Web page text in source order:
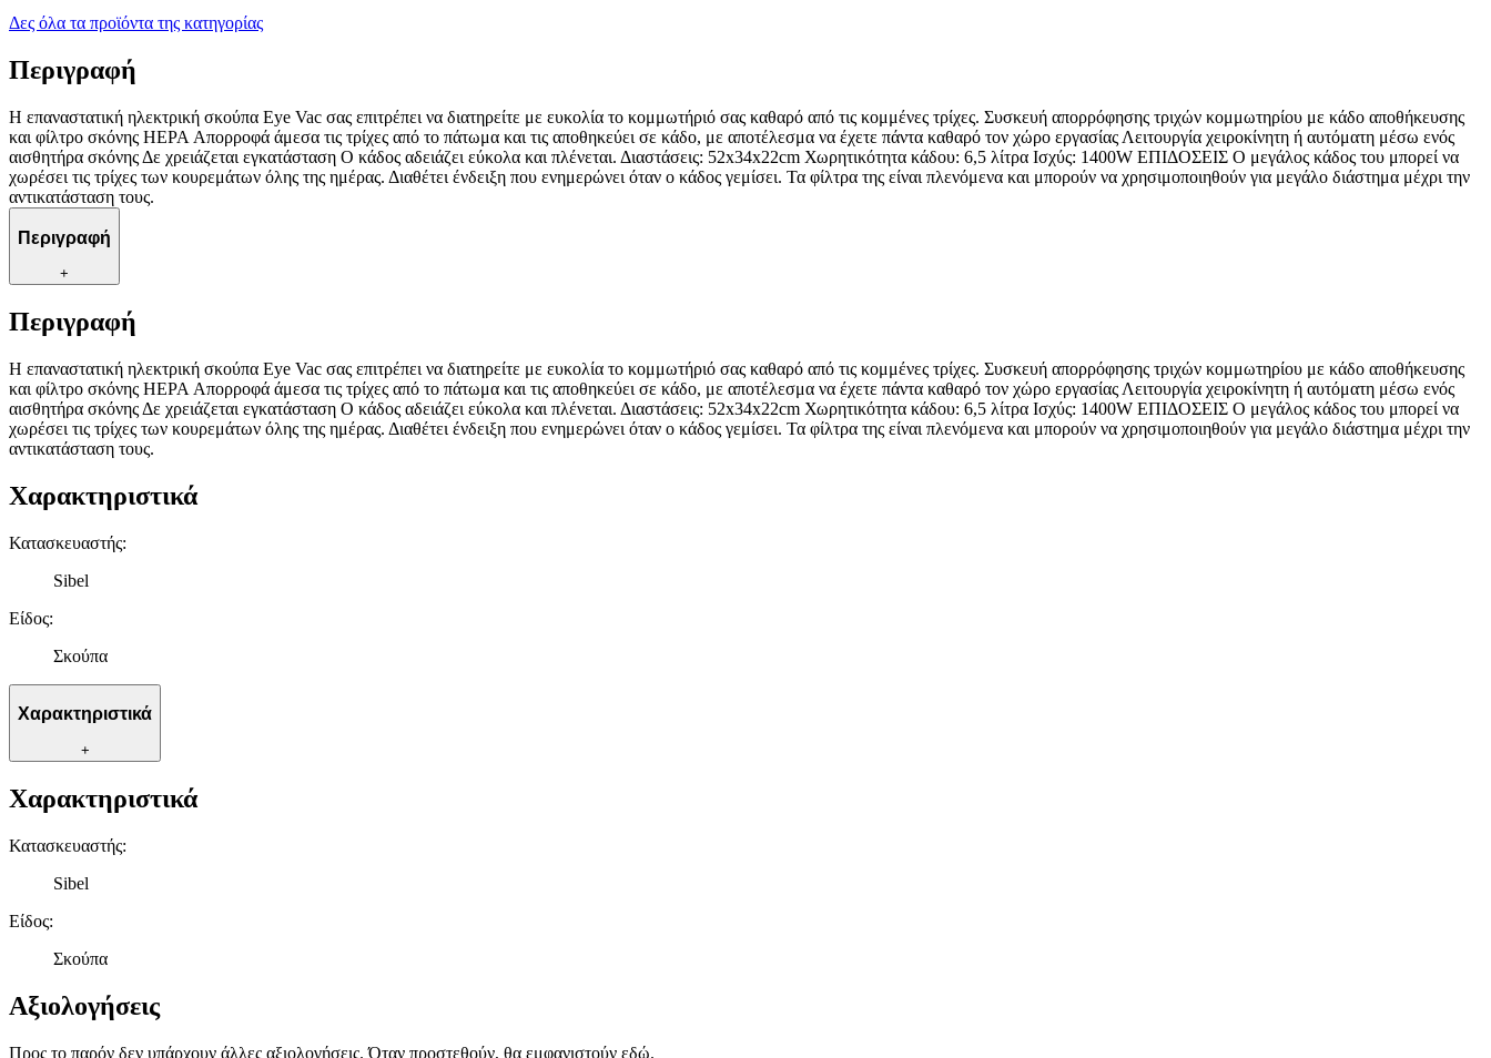
Δες όλα τα προϊόντα της κατηγορίας
Περιγραφή
Η επαναστατική ηλεκτρική σκούπα Eye Vac σας επιτρέπει να διατηρείτε με ευκολία το κομμωτήριό σας καθαρό από τις κομμένες τρίχες. Συσκευή απορρόφησης τριχών κομμωτηρίου με κάδο αποθήκευσης
και φίλτρο σκόνης HEPA Απορροφά άμεσα τις τρίχες από το πάτωμα και τις αποθηκεύει σε κάδο, με αποτέλεσμα να έχετε πάντα καθαρό τον χώρο εργασίας Λειτουργία χειροκίνητη ή αυτόματη μέσω ενός
αισθητήρα σκόνης Δε χρειάζεται εγκατάσταση Ο κάδος αδειάζει εύκολα και πλένεται. Διαστάσεις: 52x34x22cm Χωρητικότητα κάδου: 6,5 λίτρα Ισχύς: 1400W ΕΠΙΔΟΣΕΙΣ Ο μεγάλος κάδος του μπορεί να
χωρέσει τις τρίχες των κουρεμάτων όλης της ημέρας. Διαθέτει ένδειξη που ενημερώνει όταν ο κάδος γεμίσει. Τα φίλτρα της είναι πλενόμενα και μπορούν να χρησιμοποιηθούν για μεγάλο διάστημα μέχρι την
αντικατάσταση τους.
Περιγραφή
+
Περιγραφή
Η επαναστατική ηλεκτρική σκούπα Eye Vac σας επιτρέπει να διατηρείτε με ευκολία το κομμωτήριό σας καθαρό από τις κομμένες τρίχες. Συσκευή απορρόφησης τριχών κομμωτηρίου με κάδο αποθήκευσης
και φίλτρο σκόνης HEPA Απορροφά άμεσα τις τρίχες από το πάτωμα και τις αποθηκεύει σε κάδο, με αποτέλεσμα να έχετε πάντα καθαρό τον χώρο εργασίας Λειτουργία χειροκίνητη ή αυτόματη μέσω ενός
αισθητήρα σκόνης Δε χρειάζεται εγκατάσταση Ο κάδος αδειάζει εύκολα και πλένεται. Διαστάσεις: 52x34x22cm Χωρητικότητα κάδου: 6,5 λίτρα Ισχύς: 1400W ΕΠΙΔΟΣΕΙΣ Ο μεγάλος κάδος του μπορεί να
χωρέσει τις τρίχες των κουρεμάτων όλης της ημέρας. Διαθέτει ένδειξη που ενημερώνει όταν ο κάδος γεμίσει. Τα φίλτρα της είναι πλενόμενα και μπορούν να χρησιμοποιηθούν για μεγάλο διάστημα μέχρι την
αντικατάσταση τους.
Χαρακτηριστικά
Κατασκευαστής:
Sibel
Είδος:
Σκούπα
Χαρακτηριστικά
+
Χαρακτηριστικά
Κατασκευαστής:
Sibel
Είδος:
Σκούπα
Αξιολογήσεις
Προς το παρόν δεν υπάρχουν άλλες αξιολογήσεις. Όταν προστεθούν, θα εμφανιστούν εδώ.